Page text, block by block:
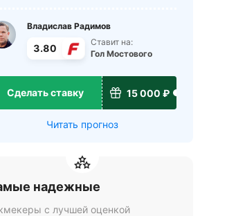
Владислав Радимов
3.80
Ставит на:
Гол Мостового
Сделать ставку 15 000 ₽
Читать прогноз
надежные
с лучшей оценкой